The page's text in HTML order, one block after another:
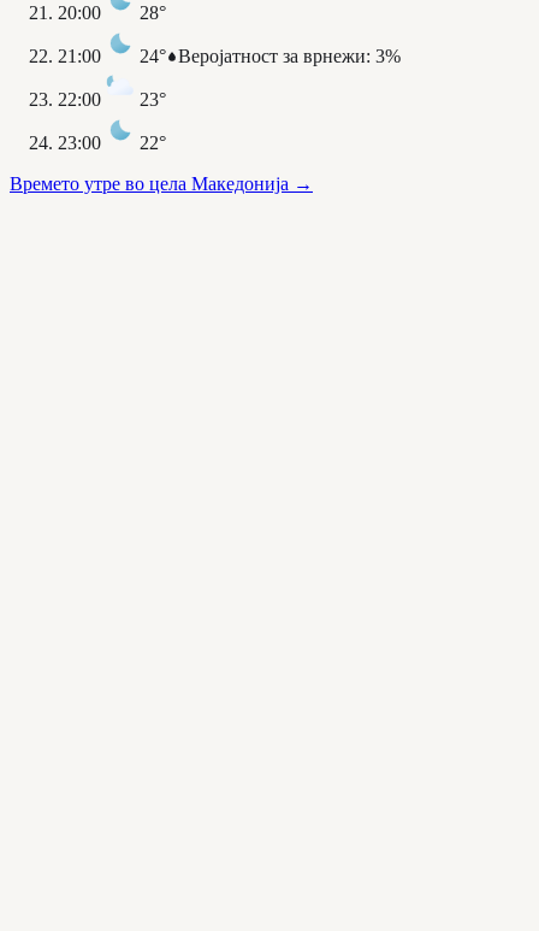
20:00 28°
21:00 24° Веројатност за врнежи: 3%
22:00 23°
23:00
22°
Времето утре во цела Македонија →